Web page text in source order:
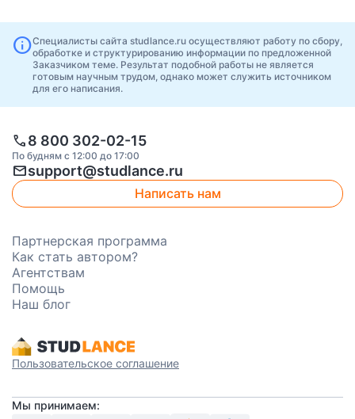
infoСпециалисты сайта studlance.ru осуществляют работу по сбору,
обработке и структурированию информации по предложенной
Заказчиком теме. Результат подобной работы не является
готовым научным трудом, однако может служить источником
для его написания.
call8 800 302-02-15
По будням с 12:00 до 17:00
mailsupport@studlance.ru
Написать нам
Партнерская программа
Как стать автором?
Агентствам
Помощь
Наш блог
Пользовательское соглашение
Мы принимаем: